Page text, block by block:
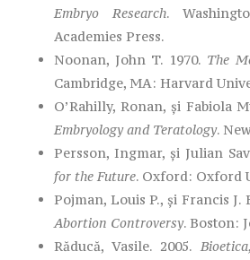
Embryo Research.
Academies Press.
Noonan, John T. 1970. The
Cambridge, MA: Harvard
O’Rahilly, Ronan, și Fabiola
Embryology and Teratology.
Persson, Ingmar, și Julian
for the Future. Oxford: Oxford
Pojman, Louis P., și Francis J.
Abortion Controversy. Boston:
Răducă, Vasile. 2005.